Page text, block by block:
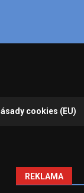
cookies (EU)
REKLAMA